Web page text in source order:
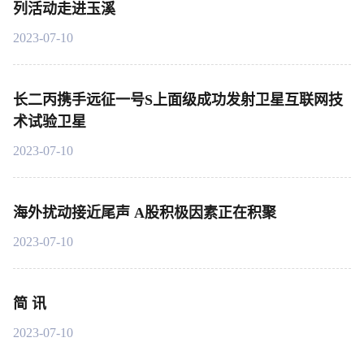
列活动走进玉溪
2023-07-10
长二丙携手远征一号S上面级成功发射卫星互联网技
术试验卫星
2023-07-10
海外扰动接近尾声 A股积极因素正在积聚
2023-07-10
简 讯
2023-07-10